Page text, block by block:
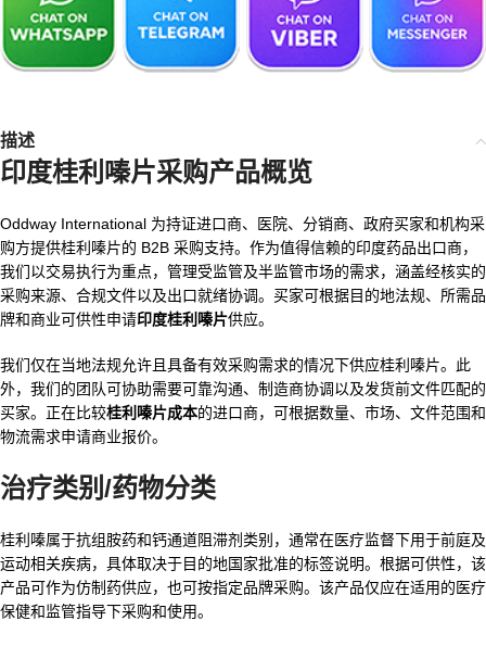
描述
印度桂利嗪片采购产品概览
Oddway International 为持证进口商、医院、分销商、政府买家和机构采
购方提供桂利嗪片的 B2B 采购支持。作为值得信赖的印度药品出口商，
我们以交易执行为重点，管理受监管及半监管市场的需求，涵盖经核实的
采购来源、合规文件以及出口就绪协调。买家可根据目的地法规、所需品
牌和商业可供性申请印度桂利嗪片供应。
我们仅在当地法规允许且具备有效采购需求的情况下供应桂利嗪片。此
外，我们的团队可协助需要可靠沟通、制造商协调以及发货前文件匹配的
买家。正在比较桂利嗪片成本的进口商，可根据数量、市场、文件范围和
物流需求申请商业报价。
治疗类别/药物分类
桂利嗪属于抗组胺药和钙通道阻滞剂类别，通常在医疗监督下用于前庭及
运动相关疾病，具体取决于目的地国家批准的标签说明。根据可供性，该
产品可作为仿制药供应，也可按指定品牌采购。该产品仅应在适用的医疗
保健和监管指导下采购和使用。